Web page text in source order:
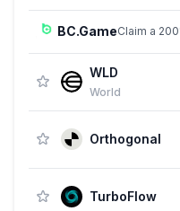
BC.GameClaim a
WLD
World
Orthogonal
TurboFlow